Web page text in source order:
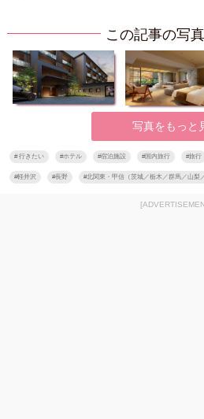
この記事の写
写真をもっと
#行きたい #ホテル #宿泊施設 #国内旅行 #旅行
#軽井沢 #長野 #北関東・甲信（茨城／栃木／群馬／山梨